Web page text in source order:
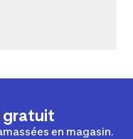
gratuit
en magasin.